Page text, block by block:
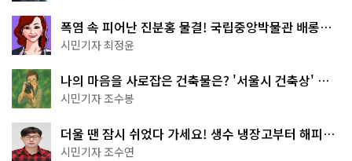
폭염 속 피어난 진분홍 물결! 국립중앙박물관 배롱나
무 명소
시민기자 최정윤
나의 마음을 사로잡은 건축물은? '서울시 건축상' 수
상작 공개!
시민기자 조수봉
더울 땐 잠시 쉬었다 가세요! 생수 냉장고부터 해피소
·무더위쉼터까지
시민기자 조수연